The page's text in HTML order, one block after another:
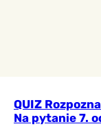
QUIZ
Na pytanie 7.